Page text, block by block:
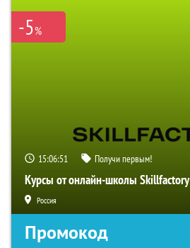
-5%
15:06:50 Получи первым!
Курсы от онлайн-школы Skillfactory
Россия
Промокод